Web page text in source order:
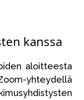
kanssa
aloitteesta
yhteydellä